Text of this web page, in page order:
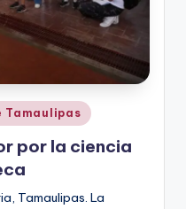
Tamaulipas
por la ciencia
Tamaulipas. La